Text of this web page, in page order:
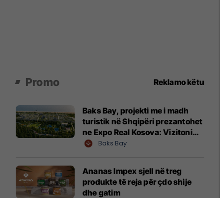
Promo Reklamo këtu
Baks Bay, projekti me i madh
turistik në Shqipëri prezantohet
ne Expo Real Kosova: Vizitoni
shtandin dhe zbuloni
Baks Bay
Ananas Impex sjell në treg
produkte të reja për çdo shije
dhe gatim